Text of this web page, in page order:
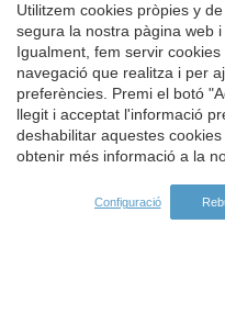
Utilitzem cookies pròpies y
segura la nostra pàgina web
Igualment, fem servir
navegació que realitza i per
preferències. Premi el botó
llegit i acceptat l'informació
deshabilitar aquestes
obtenir més informació a la
Configuració
Guardar configuració